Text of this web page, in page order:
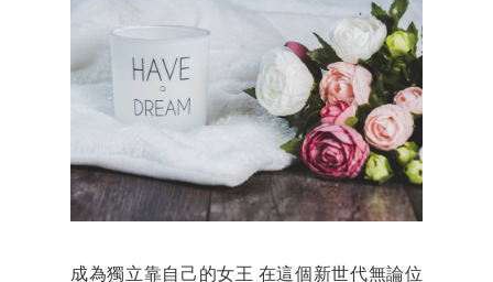
成為獨立靠自己的女王 在這個新世代無論位